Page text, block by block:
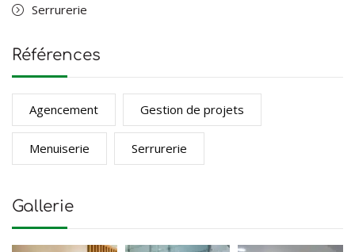
Serrurerie
Références
Agencement Gestion de projets
Menuiserie Serrurerie
Gallerie